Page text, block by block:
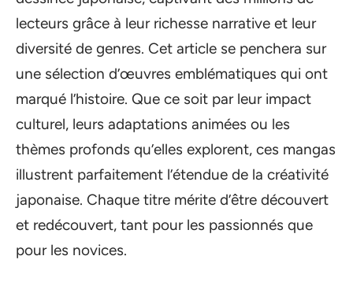
lecteurs grâce à leur richesse narrative et leur
diversité de genres. Cet article se penchera sur
une sélection d’œuvres emblématiques qui ont
marqué l’histoire. Que ce soit par leur impact
culturel, leurs adaptations animées ou les
thèmes profonds qu’elles explorent, ces mangas
illustrent parfaitement l’étendue de la créativité
japonaise. Chaque titre mérite d’être découvert
et redécouvert, tant pour les passionnés que
pour les novices.